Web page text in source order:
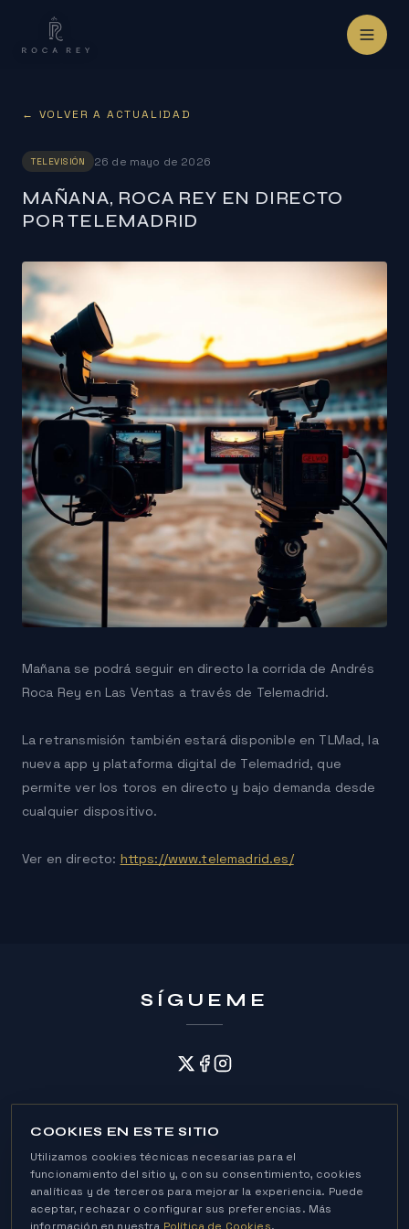
← VOLVER A ACTUALIDAD
TELEVISIÓN 26 de mayo de 2026
MAÑANA, ROCA REY EN DIRECTO
POR TELEMADRID
Mañana se podrá seguir en directo la corrida de Andrés
Roca Rey en Las Ventas a través de Telemadrid.
La retransmisión también estará disponible en TLMad, la
nueva app y plataforma digital de Telemadrid, que
permite ver los toros en directo y bajo demanda desde
cualquier dispositivo.
Ver en directo: https://www.telemadrid.es/
SÍGUEME
Política de Cookies
Política de Privacidad
Aviso Legal
COOKIES EN ESTE SITIO
Utilizamos cookies técnicas necesarias para el
funcionamiento del sitio y, con su consentimiento, cookies
analíticas y de terceros para mejorar la experiencia. Puede
aceptar, rechazar o configurar sus preferencias. Más